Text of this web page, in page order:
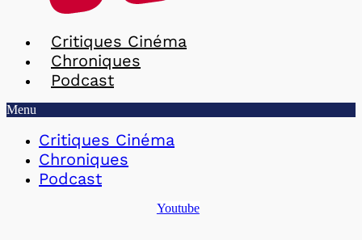
Critiques Cinéma
Chroniques
Podcast
Menu
Critiques Cinéma
Chroniques
Podcast
Youtube